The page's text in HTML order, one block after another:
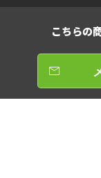
こちらの